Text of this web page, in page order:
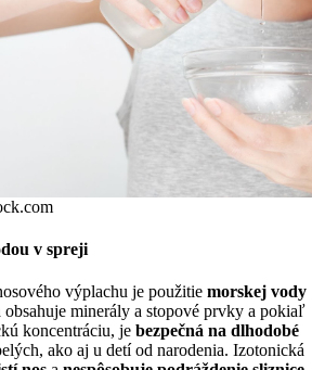
v spreji
výplachu je použitie morskej vody
obsahuje minerály a stopové prvky a pokiaľ
koncentráciu, je bezpečná na dlhodobé
ako aj u detí od narodenia. Izotonická